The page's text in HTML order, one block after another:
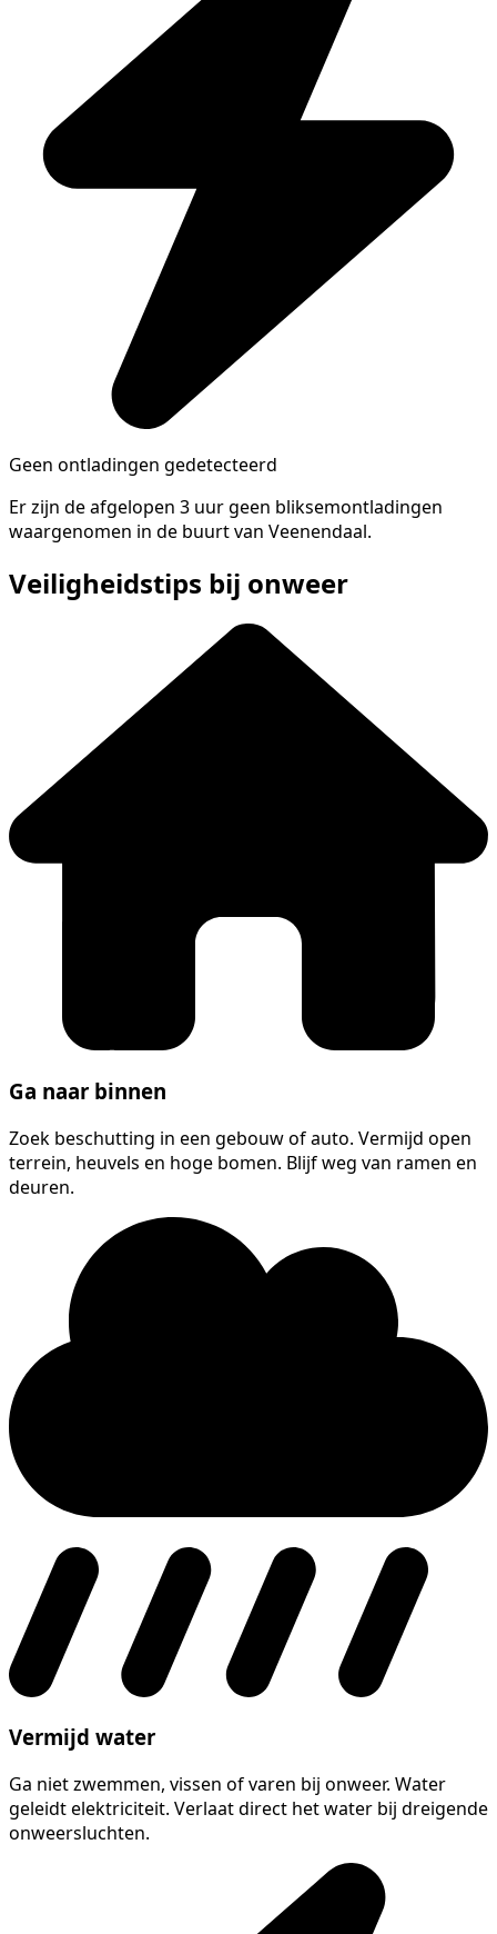
Geen ontladingen gedetecteerd
Er zijn de afgelopen 3 uur geen bliksemontladingen
waargenomen in de buurt van Veenendaal.
Veiligheidstips bij onweer
Ga naar binnen
Zoek beschutting in een gebouw of auto. Vermijd open
terrein, heuvels en hoge bomen. Blijf weg van ramen en
deuren.
Vermijd water
Ga niet zwemmen, vissen of varen bij onweer. Water
geleidt elektriciteit. Verlaat direct het water bij dreigende
onweersluchten.